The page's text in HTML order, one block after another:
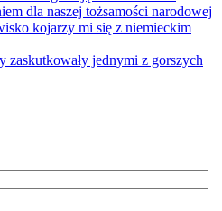
dla naszej tożsamości narodowej
kojarzy mi się z niemieckim
zaskutkowały jednymi z gorszych